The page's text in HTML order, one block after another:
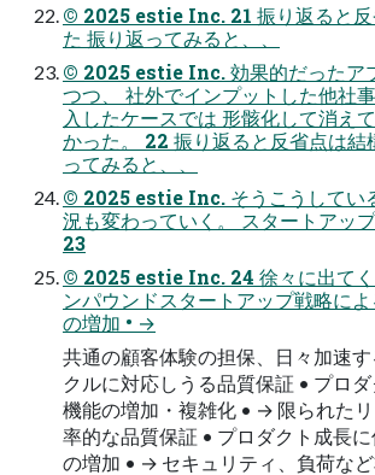
© 2025 estie Inc. 21 振り返ると反
た 振り返ってみると、、
© 2025 estie Inc. 効果的だったア
つつ、 社外でインプットした他社
入したケースでは 形骸化して消え
かった。 22 振り返ると反省点は結
ってみると、、
© 2025 estie Inc. そうこうしてい
況も変わっていく。 スタートアッ
23
© 2025 estie Inc. 24 徐々に出てく
ンパウンドスタートアップ戦略に
の増加 • →
共通の顧客体験の担保、日々加速
クルに対応しうる品質保証 • プロ
機能の増加・複雑化 • → 限られた
率的な品質保証 • プロダクト成長
の増加 • → セキュリティ、負荷な